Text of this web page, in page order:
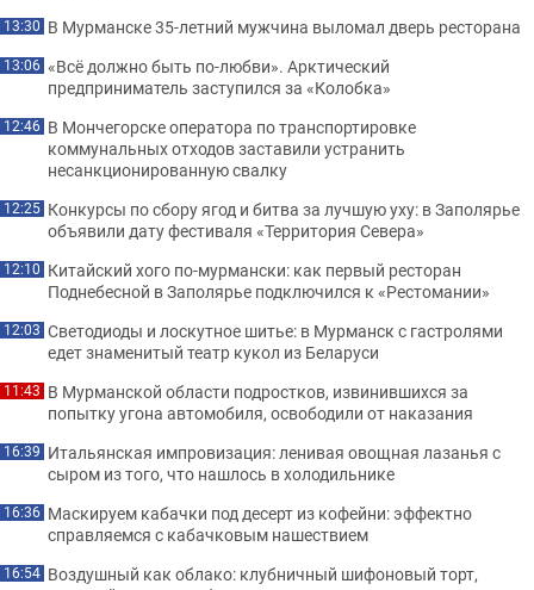
13:30 В Мурманске 35-летний мужчина выломал дверь ресторана
13:06 «Всё должно быть по-любви». Арктический
предприниматель заступился за «Колобка»
12:46 В Мончегорске оператора по транспортировке
коммунальных отходов заставили устранить
несанкционированную свалку
12:25 Конкурсы по сбору ягод и битва за лучшую уху: в Заполярье
объявили дату фестиваля «Территория Севера»
12:10 Китайский хого по-мурмански: как первый ресторан
Поднебесной в Заполярье подключился к «Рестомании»
12:03 Светодиоды и лоскутное шитье: в Мурманск с гастролями
едет знаменитый театр кукол из Беларуси
11:43 В Мурманской области подростков, извинившихся за
попытку угона автомобиля, освободили от наказания
16:39 Итальянская импровизация: ленивая овощная лазанья с
сыром из того, что нашлось в холодильнике
16:36 Маскируем кабачки под десерт из кофейни: эффектно
справляемся с кабачковым нашествием
16:54 Воздушный как облако: клубничный шифоновый торт,